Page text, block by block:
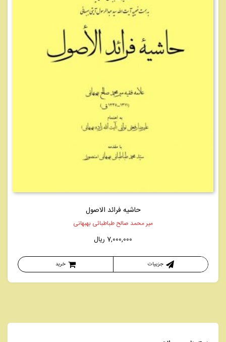
حاشیه فرائد الاصول
میر محمد صالح طباطبائی بهبهانی
7,000,000 ریال
جزییات خرید